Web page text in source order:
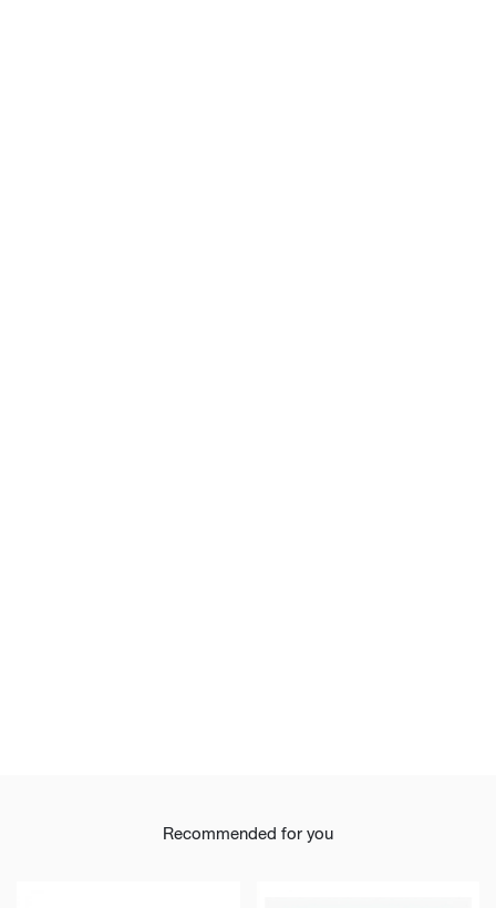
Recommended for you